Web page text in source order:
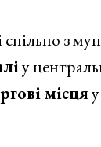
спільно з
у
місцяу